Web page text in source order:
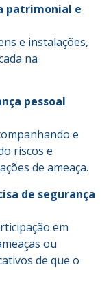
patrimonial e
e instalações,
na
pessoal
e
riscos e
de ameaça.
de segurança
em
ou
de que o